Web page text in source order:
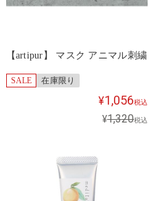
【artipur】 マスク アニマル刺繍
SALE 在庫限り
¥1,056税込
¥1,320税込